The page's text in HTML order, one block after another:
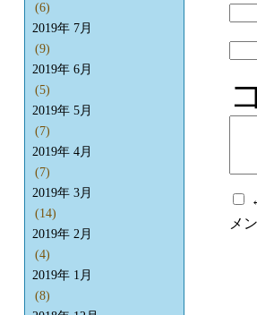
メ
(6)
2019年 7月
(9)
2019年 6月
(5)
2019年 5月
(7)
2019年 4月
(7)
2019年 3月
(14)
2019年 2月
(4)
2019年 1月
(8)